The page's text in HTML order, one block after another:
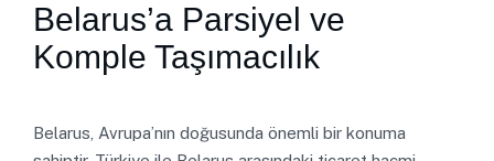
Belarus’a Parsiyel ve
Komple Taşımacılık
Belarus, Avrupa’nın doğusunda önemli bir konuma